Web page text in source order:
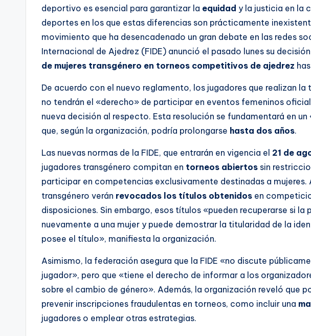
deportivo es esencial para garantizar la equidad y la justicia en la
deportes en los que estas diferencias son prácticamente
movimiento que ha desencadenado un gran debate en las redes
Internacional de Ajedrez (FIDE) anunció el pasado lunes su
de mujeres transgénero en torneos competitivos de ajedrez
De acuerdo con el nuevo reglamento, los jugadores que realizan
no tendrán el «derecho» de participar en eventos femeninos
nueva decisión al respecto. Esta resolución se fundamentará en
que, según la organización, podría prolongarse hasta dos años.
Las nuevas normas de la FIDE, que entrarán en vigencia el 21 de
jugadores transgénero compitan en torneos abiertos sin
participar en competencias exclusivamente destinadas a mujeres.
transgénero verán revocados los títulos obtenidos en
disposiciones. Sin embargo, esos títulos «pueden recuperarse si la
nuevamente a una mujer y puede demostrar la titularidad de la
posee el título», manifiesta la organización.
Asimismo, la federación asegura que la FIDE «no discute
jugador», pero que «tiene el derecho de informar a los
sobre el cambio de género». Además, la organización reveló que
prevenir inscripciones fraudulentas en torneos, como incluir una
jugadores o emplear otras estrategias.